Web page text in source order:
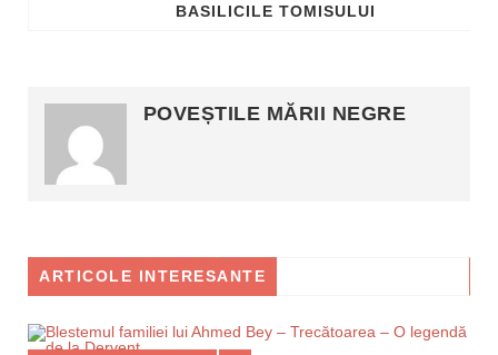
BASILICILE TOMISULUI
POVEȘTILE MĂRII NEGRE
ARTICOLE INTERESANTE